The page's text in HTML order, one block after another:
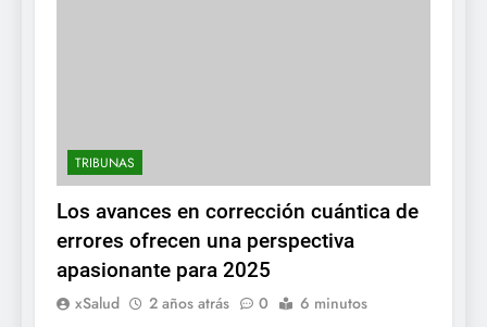
TRIBUNAS
Los avances en corrección cuántica de
errores ofrecen una perspectiva
apasionante para 2025
xSalud 2 años atrás 0 6 minutos